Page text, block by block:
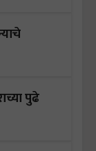
पुढे